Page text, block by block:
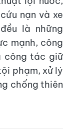
nạn và xe
là những
mạnh, công
công tác giữ
phạm, xử lý
chống thiên